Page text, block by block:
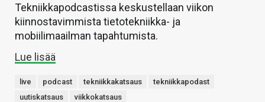
Tekniikkapodcastissa keskustellaan viikon
kiinnostavimmista tietotekniikka- ja
mobiilimaailman tapahtumista.
Lue lisää
live podcast tekniikkakatsaus
tekniikkapodast
uutiskatsaus
viikkokatsaus